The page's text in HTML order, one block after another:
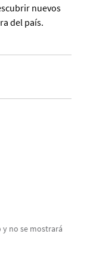
nuevos
del país.
no se mostrará